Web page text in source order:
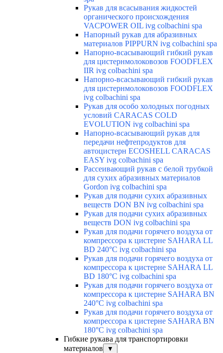
Рукав для всасывания жидкостей
органического происхождения
VACPOWER OIL ivg colbachini spa
Напорный рукав для абразивных
материалов PIPPURN ivg colbachini spa
Напорно-всасывающий гибкий рукав
для цистернмолоковозов FOODFLEX
IIR ivg colbachini spa
Напорно-всасывающий гибкий рукав
для цистернмолоковозов FOODFLEX
ivg colbachini spa
Рукав для особо холодных погодных
условий CARACAS COLD
EVOLUTION ivg colbachini spa
Напорно-всасывающий рукав для
передачи нефтепродуктов для
автоцистерн ECOSHELL CARACAS
EASY ivg colbachini spa
Рассеивающий рукав с белой трубкой
для сухих абразивных материалов
Gordon ivg colbachini spa
Рукав для подачи сухих абразивных
веществ DON BN ivg colbachini spa
Рукав для подачи сухих абразивных
веществ DON ivg colbachini spa
Рукав для подачи горячего воздуха от
компрессора к цистерне SAHARA LL
BD 240°C ivg colbachini spa
Рукав для подачи горячего воздуха от
компрессора к цистерне SAHARA LL
BD 180°C ivg colbachini spa
Рукав для подачи горячего воздуха от
компрессора к цистерне SAHARA BN
240°C ivg colbachini spa
Рукав для подачи горячего воздуха от
компрессора к цистерне SAHARA BN
180°C ivg colbachini spa
Гибкие рукава для транспортировки
материалов
▼